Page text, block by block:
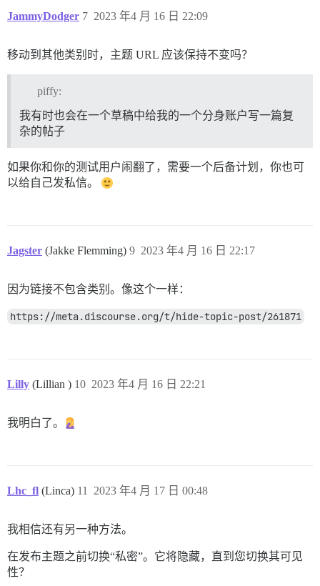
JammyDodger 2023 年4 月 16 日 22:09
7
移动到其他类别时，主题 URL 应该保持不变吗？
piffy:
我有时也会在一个草稿中给我的一个分身账户写一篇复
杂的帖子
如果你和你的测试用户闹翻了，需要一个后备计划，你也可
以给自己发私信。
Jagster (Jakke Flemming) 2023 年4 月 16 日 22:17
9
因为链接不包含类别。像这个一样：
https://meta.discourse.org/t/hide-topic-post/261871
Lilly (Lillian ) 2023 年4 月 16 日 22:21
10
我明白了。
Lhc_fl (Linca) 2023 年4 月 17 日 00:48
11
我相信还有另一种方法。
在发布主题之前切换“私密”。它将隐藏，直到您切换其可见
性？